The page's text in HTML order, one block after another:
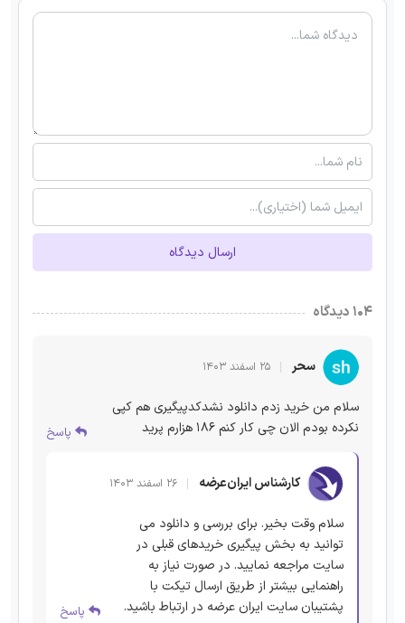
ارسال دیدگاه
۱۰۴ دیدگاه
سحر ۲۵ اسفند ۱۴۰۳
سلام من خرید زدم دانلود نشدکدپیگیری هم کپی
نکرده بودم الان چی کار کنم ۱۸۶ هزارم پرید
پاسخ
کارشناس ایران‌عرضه ۲۶ اسفند ۱۴۰۳
سلام وقت بخیر. برای بررسی و دانلود می
توانید به بخش پیگیری خریدهای قبلی در
سایت مراجعه نمایید. در صورت نیاز به
راهنمایی بیشتر از طریق ارسال تیکت با
پشتیبان سایت ایران عرضه در ارتباط باشید.
پاسخ